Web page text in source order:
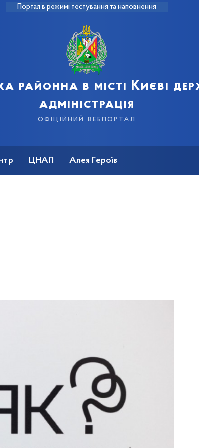
Портал в режимі тестування та наповнення
районна в місті Києві
адміністрація
офіційний вебпортал
ЦНАП Алея Героїв